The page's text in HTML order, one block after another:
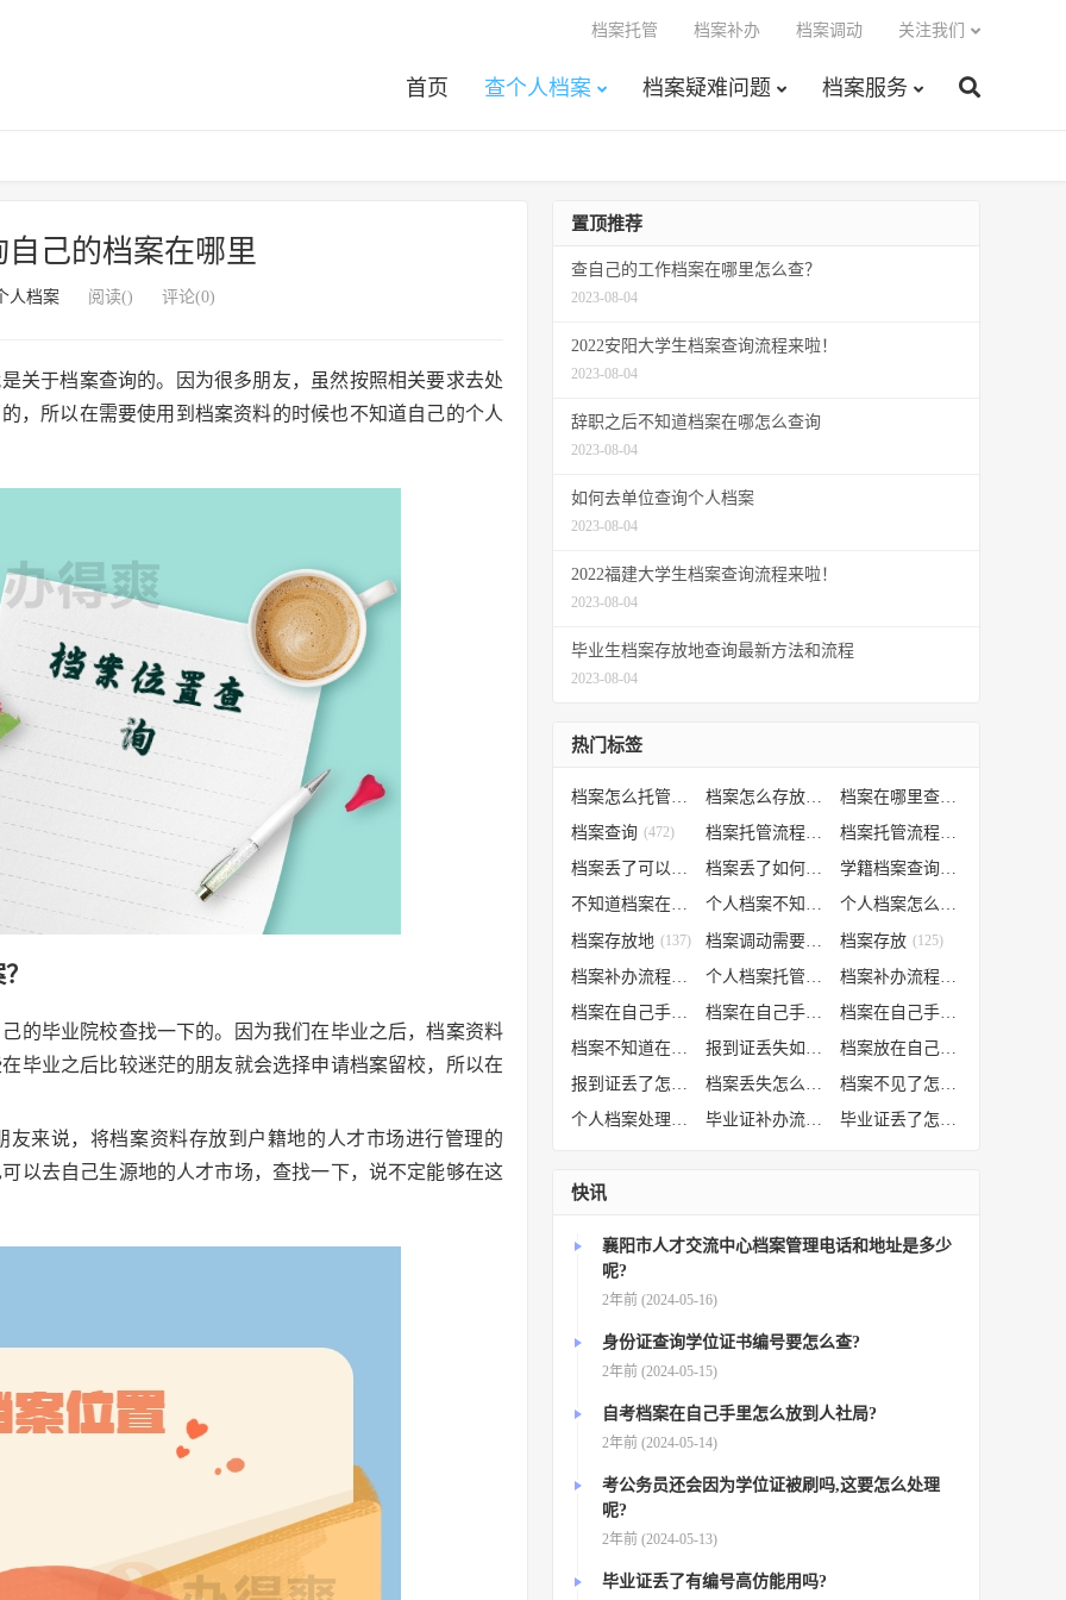
首页 查个人档案 档案疑难问题 档案服务
档案托管 档案补办 档案调动 关注我们
己的档案在哪里
人档案 阅读() 评论(0)
关于档案查询的。因为很多朋友，虽然按照相关要求去处
，所以在需要使用到档案资料的时候也不知道自己的个人
的毕业院校查找一下的。因为我们在毕业之后，档案资料
毕业之后比较迷茫的朋友就会选择申请档案留校，所以在
来说，将档案资料存放到户籍地的人才市场进行管理的
以去自己生源地的人才市场，查找一下，说不定能够在这
置顶推荐
查自己的工作档案在哪里怎么查？
2023-08-04
2022安阳大学生档案查询流程来啦！
2023-08-04
辞职之后不知道档案在哪怎么查询
2023-08-04
如何去单位查询个人档案
2023-08-04
2022福建大学生档案查询流程来啦！
2023-08-04
毕业生档案存放地查询最新方法和流程
2023-08-04
热门标签
档案怎么托管(807) 档案怎么存放到人才市场 (535) 档案在哪里查询
档案查询 (472) 档案托管流程(454) 档案托管流程
档案丢了可以补办吗 (371) 档案丢了如何补办 (301) 学籍档案查询
不知道档案在哪里 (240) 个人档案不知道在哪儿 (191) 个人档案怎么调动
档案存放地 (137) 档案调动需要什么手续 (130)
档案存放 (125)
(106) (102) 档案补办流程
(85) 档案在自己手里 (66) 档案在自己手里怎么处理
档案不知道在哪怎么办 (62) 报到证丢失如何补办 (54) 档案放在自己手上
报到证丢了怎么补办 (52) 档案丢失怎么补办 (51) 档案不见了怎么补办
个人档案处理方法 (38) 毕业证补办流程 (36) 毕业证丢了怎么办
快讯
襄阳市人才交流中心档案管理电话和地址是多少
呢?
2年前 (2024-05-16)
身份证查询学位证书编号要怎么查?
2年前 (2024-05-15)
自考档案在自己手里怎么放到人社局?
2年前 (2024-05-14)
考公务员还会因为学位证被刷吗,这要怎么处理
呢?
2年前 (2024-05-13)
毕业证丢了有编号高仿能用吗?